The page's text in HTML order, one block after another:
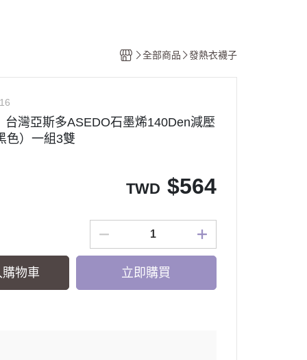
全部商品 發熱衣襪子
台灣亞斯多ASEDO石墨烯140Den減壓
色）一組3雙
TWD $564
物車 立即購買